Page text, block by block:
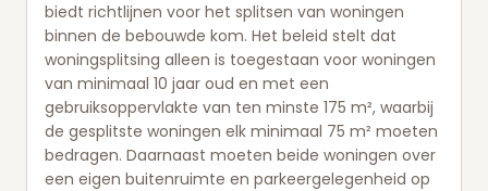
biedt richtlijnen voor het splitsen van woningen
binnen de bebouwde kom. Het beleid stelt dat
woningsplitsing alleen is toegestaan voor woningen
van minimaal 10 jaar oud en met een
gebruiksoppervlakte van ten minste 175 m², waarbij
de gesplitste woningen elk minimaal 75 m² moeten
bedragen. Daarnaast moeten beide woningen over
een eigen buitenruimte en parkeergelegenheid op